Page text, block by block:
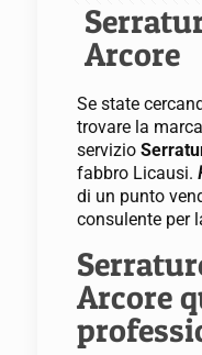
Arcore
Se state
trovare la
servizio
fabbro Licausi.
di un punto
consulente per
Arcore